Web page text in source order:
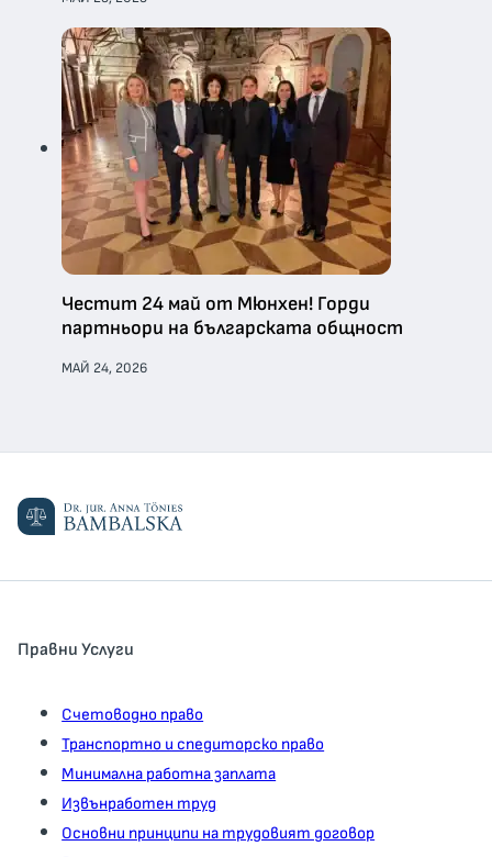
Честит 24 май от Мюнхен! Горди
партньори на българската общност
МАЙ 24, 2026
Правни Услуги
Счетоводно право
Транспортно и спедиторско право
Минимална работна заплата
Извънработен труд
Основни принципи на трудовият договор